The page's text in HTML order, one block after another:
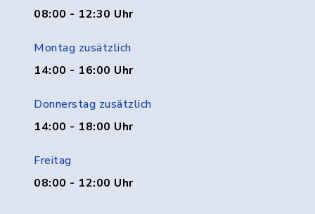
08:00 - 12:30 Uhr
Montag zusätzlich
14:00 - 16:00 Uhr
Donnerstag zusätzlich
14:00 - 18:00 Uhr
Freitag
08:00 - 12:00 Uhr